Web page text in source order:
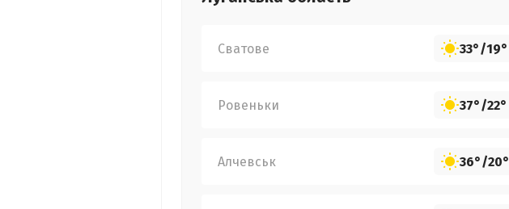
Сватове 33°/19°
Ровеньки 37°/22°
Алчевськ 36°/20°